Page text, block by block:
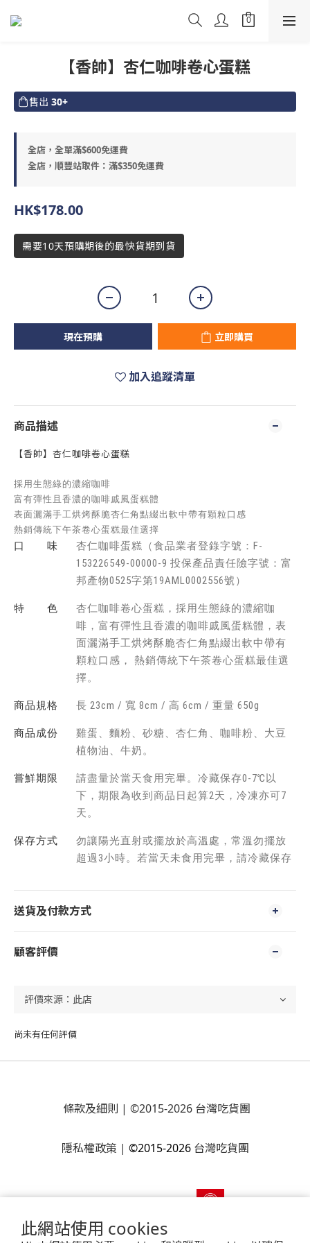
此網站使用 cookies
【香帥】杏仁咖啡卷心蛋糕
售出 30+
全店，全單滿$600免運費
全店，順豐站取件：滿$350免運費
HK$178.00
需要10天預購期後的最快貨期到貨
現在預購 立即購買
加入追蹤清單
商品描述
【香帥】杏仁咖啡卷心蛋糕
採用生態綠的濃縮咖啡
富有彈性且香濃的咖啡戚風蛋糕體
表面灑滿手工烘烤酥脆杏仁角點綴出軟中帶有顆粒口感
熱銷傳統下午茶卷心蛋糕最佳選擇
口 味
杏仁咖啡蛋糕（食品業者登錄字號：F-
153226549-00000-9 投保產品責任險字號：富
邦產物0525字第19AML0002556號）
特 色
杏仁咖啡卷心蛋糕，採用生態綠的濃縮咖
啡，富有彈性且香濃的咖啡戚風蛋糕體，表
面灑滿手工烘烤酥脆杏仁角點綴出軟中帶有
顆粒口感， 熱銷傳統下午茶卷心蛋糕最佳選
擇。
商品規格 長 23cm / 寬 8cm / 高 6cm / 重量 650g
商品成份
雞蛋、麵粉、砂糖、杏仁角、咖啡粉、大豆
植物油、牛奶。
嘗鮮期限
請盡量於當天食用完畢。冷藏保存0-7℃以
下，期限為收到商品日起算2天，冷凍亦可7
天。
保存方式
勿讓陽光直射或擺放於高溫處，常溫勿擺放
超過3小時。若當天未食用完畢，請冷藏保存
送貨及付款方式
顧客評價
尚未有任何評價
條款及細則 | ©2015-2026 台灣吃貨團
隱私權政策 | ©2015-2026台灣吃貨團